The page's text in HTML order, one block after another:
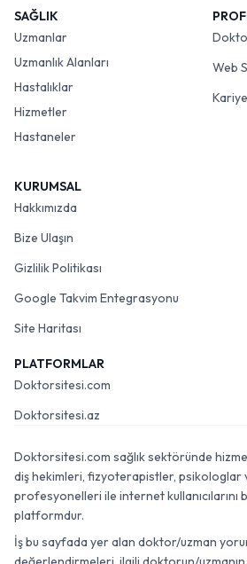
SAĞLIK
Uzmanlar
Uzmanlık Alanları
Hastalıklar
Hizmetler
Hastaneler
Web
KURUMSAL
Hakkımızda
Bize Ulaşın
Gizlilik Politikası
Google Takvim Entegrasyonu
Site Haritası
PLATFORMLAR
Doktorsitesi.com
Doktorsitesi.az
Doktorsitesi.com sağlık sektöründe
diş hekimleri, fizyoterapistler, psikologlar
profesyonelleri ile internet kullanıcılarını
platformdur.
İş bu sayfada yer alan doktor/uzman